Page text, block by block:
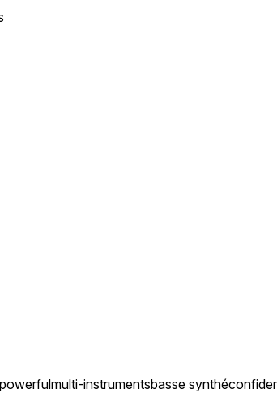
powerfulmulti-instrumentsbasse synthé